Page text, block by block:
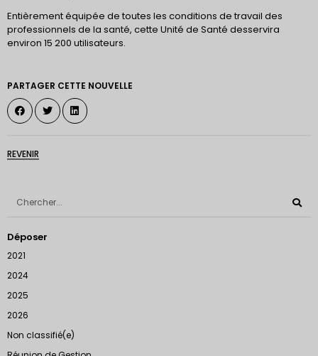
Entièrement équipée de toutes les conditions de travail des
professionnels de la santé, cette Unité de Santé desservira
environ 15 200 utilisateurs.
PARTAGER CETTE NOUVELLE
REVENIR
Déposer
2021
2024
2025
2026
Non classifié(e)